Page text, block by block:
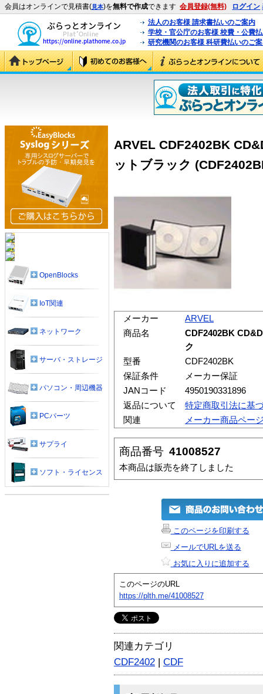
会員はオンラインで見積書(見本)を無料で作成できます 会員登録(無料) ログイン
法人のお客様 請求書払いのご案内
学校・官公庁のお客様 校費・公費
研究機関のお客様 科研費払いのご
ARVEL CDF2402BK
ットブラック
メーカー
ARVEL
商品名
CDF2402BK
ク
型番
CDF2402BK
保証条件
メーカー保証
JANコード
4950190331896
返品について
特定商取引法に基
関連
メーカー商品ペー
商品番号 41008527
本商品は販売を終了しました
このページを印刷する
メールでURLを送る
お気に入りに追加する
このページのURL
https://plth.me/41008527
関連カテゴリ
CDF2402 | CDF
OpenBlocks
IoT関連
ネットワーク
サーバ・ストレージ
パソコン・周辺機器
PCパーツ
サプライ
ソフト・ライセンス